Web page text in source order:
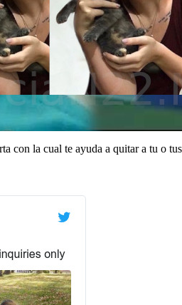
con la cual te ayuda a quitar a tu o